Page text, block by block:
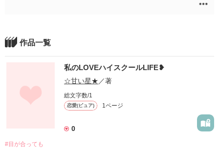
作品一覧
私のLOVEハイスクールLIFE❥
☆甘い星★ ／著
総文字数/1
恋愛(ピュア) 1ページ
0
#目が合っても